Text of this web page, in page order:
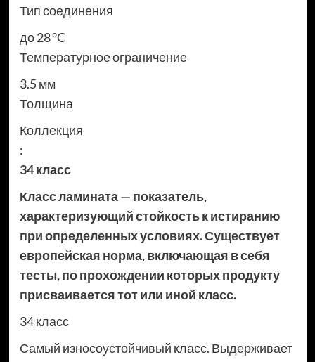
Тип соединения
до 28 °C
Температурное ограничение
3.5 мм
Толщина
Коллекция
:
34 класс
Класс ламината — показатель,
характеризующий стойкость к истиранию
при определенных условиях. Существует
европейская норма, включающая в себя
тесты, по прохождении которых продукту
присваивается тот или иной класс.
34 класс
Самый износоустойчивый класс. Выдерживает